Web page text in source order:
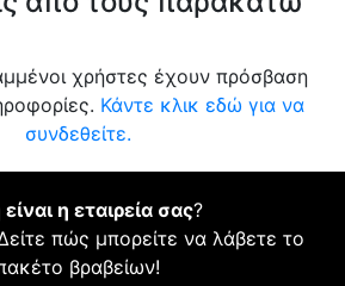
χρήστες έχουν πρόσβαση
Κάντε κλικ εδώ για να
συνδεθείτε.
η εταιρεία σας?
πώς μπορείτε να λάβετε το
βραβείων!